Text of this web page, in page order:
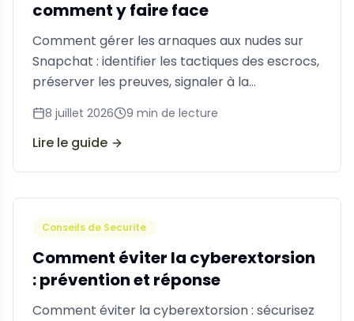
comment y faire face
Comment gérer les arnaques aux nudes sur
Snapchat : identifier les tactiques des escrocs,
préserver les preuves, signaler à la
plateforme et à la police, et prévenir de
futures attaques.
8 juillet 2026 9 min de lecture
Lire le guide
Conseils de Securite
Comment éviter la cyberextorsion
: prévention et réponse
Comment éviter la cyberextorsion : sécurisez